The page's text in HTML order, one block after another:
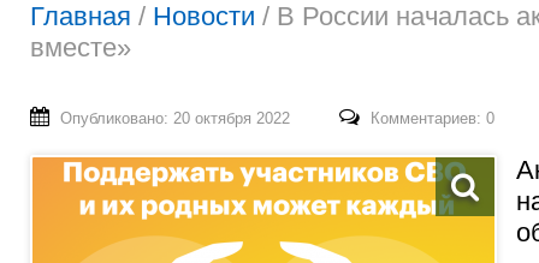
Главная / Новости / В России началась
вместе»
Опубликовано: 20 октября 2022 Комментариев: 0